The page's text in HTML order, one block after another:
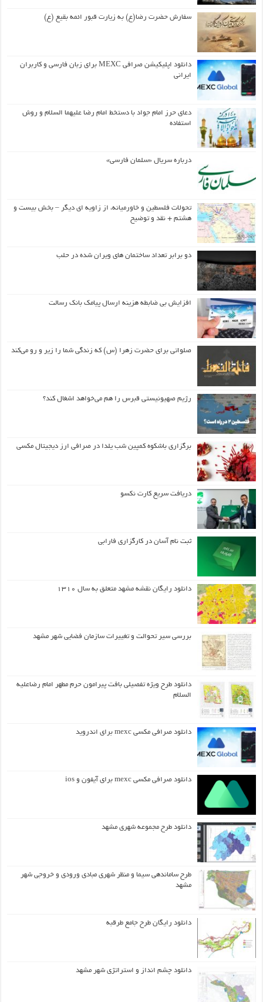
سفارش حضرت رضا(ع) به زیارت قبور ائمه بقیع (ع)
دانلود اپلیکیشن صرافی MEXC برای زبان فارسی و کاربران
ایرانی
دعای حرز امام جواد با دستخط امام رضا علیهما السلام و روش
استفاده
درباره سریال «سلمان فارسی»
تحولات فلسطین و خاورمیانه، از زاویه ای دیگر – بخش بیست و
هشتم + نقد و توضیح
دو برابر تعداد ساختمان های ویران شده در حلب
افزایش بی ضابطه هزینه ارسال پیامک بانک رسالت
صلواتی برای حضرت زهرا (س) که زندگی شما را زیر و رو می‌کند
رژیم صهیونیستی قبرس را هم می‌خواهد اشغال کند؟
برگزاری باشکوه کمپین شب یلدا در صرافی ارز دیجیتال مکسی
دریافت سریع کارت نکسو
ثبت نام آسان در کارگزاری فارابی
دانلود رایگان نقشه مشهد متعلق به سال ۱۳۱۰
بررسی سیر تحوالت و تغییرات سازمان فضایی شهر مشهد
دانلود طرح ويژه تفصيلي بافت پيرامون حرم مطهر امام رضاعليه
السلام
دانلود صرافی مکسی mexc برای اندروید
دانلود صرافی مکسی mexc برای آیفون و ios
دانلود طرح مجموعه شهری مشهد
طرح ساماندهی سیما و منظر شهری مبادی ورودی و خروجی شهر
مشهد
دانلود رایگان طرح جامع طرقبه
دانلود چشم انداز و استراتژی شهر مشهد